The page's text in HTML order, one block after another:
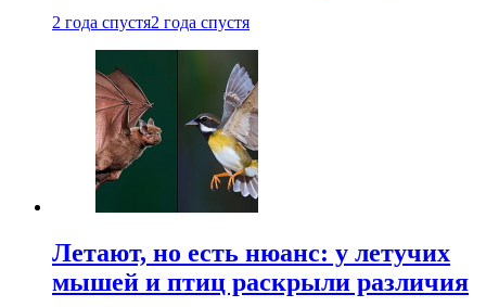
2 года спустя2 года спустя
Летают, но есть нюанс: у летучих
мышей и птиц раскрыли различия